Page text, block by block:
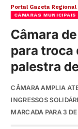
Portal Gazeta Regional
CÂMARAS MUNICIPAIS
Câmara
para troca
palestra
CÂMARA AMPLIA
INGRESSOS
MARCADA PARA 3